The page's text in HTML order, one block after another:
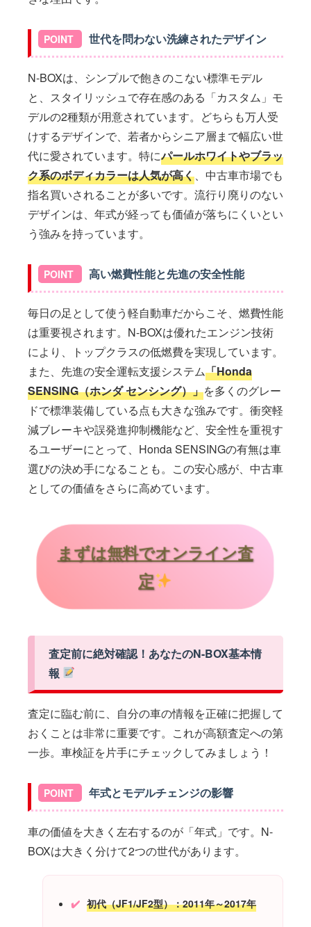
世代を問わない洗練されたデザイン
N-BOXは、シンプルで飽きのこない標準モデル
と、スタイリッシュで存在感のある「カスタム」モ
デルの2種類が用意されています。どちらも万人受
けするデザインで、若者からシニア層まで幅広い世
代に愛されています。特にパールホワイトやブラッ
ク系のボディカラーは人気が高く 、中古車市場でも
指名買いされることが多いです。流行り廃りのない
デザインは、年式が経っても価値が落ちにくいとい
う強みを持っています。
高い燃費性能と先進の安全性能
毎日の足として使う軽自動車だからこそ、燃費性能
は重要視されます。N-BOXは優れたエンジン技術
により、トップクラスの低燃費を実現しています。
また、先進の安全運転支援システム「Honda
SENSING（ホンダ センシング）」を多くのグレー
ドで標準装備している点も大きな強みです。衝突軽
減ブレーキや誤発進抑制機能など、安全性を重視す
るユーザーにとって、Honda SENSINGの有無は車
選びの決め手になることも。この安心感が、中古車
としての価値をさらに高めています。
まずは無料でオンライン査
定
査定前に絶対確認！あなたのN-BOX基本情
報
査定に臨む前に、自分の車の情報を正確に把握して
おくことは非常に重要です。これが高額査定への第
一歩。車検証を片手にチェックしてみましょう！
年式とモデルチェンジの影響
車の価値を大きく左右するのが「年式」です。N-
BOXは大きく分けて2つの世代があります。
初代（JF1/JF2型）：2011年～2017年